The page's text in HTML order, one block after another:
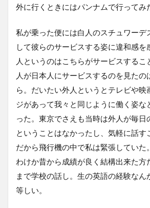
外に行くときにはパンナムで行ってみ
私が乗った便には白人のスチュワーデ
して彼らのサービスする姿に違和感を
人というのはこちらがサービスするこ
人が日本人にサービスするのを見たの
ら。だいたい外人というとテレビや映
ジがあって我々と同じように働く姿な
った。東京でさえも当時は外人が毎日
ということはなかったし、気軽に話す
だから飛行機の中で私は緊張していた
わけか昔から成績が良く結構出来た方
まで学校の話し。生の英語の経験なん
等しい。